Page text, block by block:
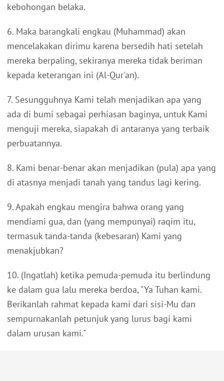
kebohongan belaka.
6. Maka barangkali engkau (Muhammad) akan
mencelakakan dirimu karena bersedih hati setelah
mereka berpaling, sekiranya mereka tidak beriman
kepada keterangan ini (Al-Qur'an).
7. Sesungguhnya Kami telah menjadikan apa yang
ada di bumi sebagai perhiasan baginya, untuk Kami
menguji mereka, siapakah di antaranya yang terbaik
perbuatannya.
8. Kami benar-benar akan menjadikan (pula) apa yang
di atasnya menjadi tanah yang tandus lagi kering.
9. Apakah engkau mengira bahwa orang yang
mendiami gua, dan (yang mempunyai) raqim itu,
termasuk tanda-tanda (kebesaran) Kami yang
menakjubkan?
10. (Ingatlah) ketika pemuda-pemuda itu berlindung
ke dalam gua lalu mereka berdoa, "Ya Tuhan kami.
Berikanlah rahmat kepada kami dari sisi-Mu dan
sempurnakanlah petunjuk yang lurus bagi kami
dalam urusan kami."